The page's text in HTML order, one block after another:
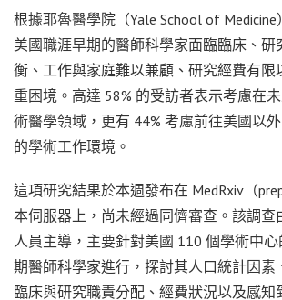
根據耶魯醫學院（Yale School of Medicine
美國職涯早期的醫師科學家面臨臨床、研
衡、工作與家庭難以兼顧、研究經費有限
重困境。高達 58% 的受訪者表示考慮在
術醫學領域，更有 44% 考慮前往美國以
的學術工作環境。
這項研究結果於本週發布在 MedRxiv（
本伺服器上，尚未經過同儕審查。該調查
人員主導，主要針對美國 110 個學術中
期醫師科學家進行，探討其人口統計因素
臨床與研究職責分配、經費狀況以及感知